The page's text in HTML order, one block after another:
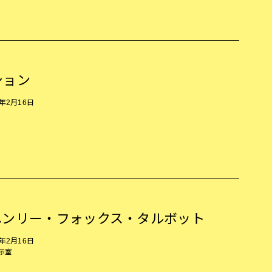
ン
2月16日
リー・フォックス・タルボット
2月16日
室